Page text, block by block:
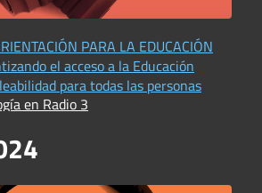
PARA LA EDUCACIÓN
el acceso a la Educación
para todas las personas
en Radio 3